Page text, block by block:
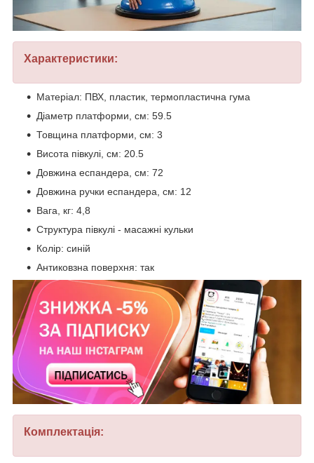
Характеристики:
Матеріал: ПВХ, пластик, термопластична гума
Діаметр платформи, см: 59.5
Товщина платформи, см: 3
Висота півкулі, см: 20.5
Довжина еспандера, см: 72
Довжина ручки еспандера, см: 12
Вага, кг: 4,8
Структура півкулі - масажні кульки
Колір: синій
Антиковзна поверхня: так
Комплектація: